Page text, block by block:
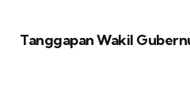
Tanggapan Wakil